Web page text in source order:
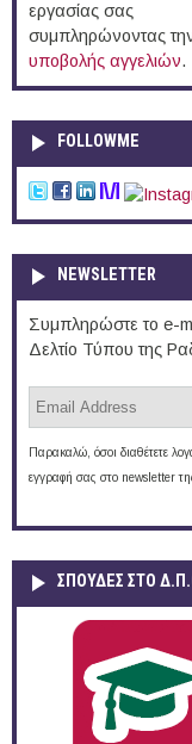
εργασίας σας
συμπληρώνοντας
υποβολής αγγελιών.
FOLLOWME
NEWSLETTER
Συμπληρώστε το e-
Δελτίο Τύπου της
Παρακαλώ, όσοι διαθέτετε
εγγραφή σας στο newsletter
ΣΠΟΥΔΈΣ ΣΤΟ